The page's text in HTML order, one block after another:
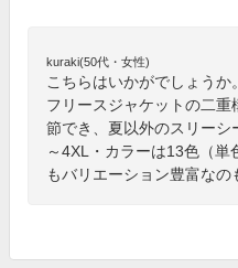
kuraki(50代・女性)
こちらはいかがでしょう
フリースジャケットの二重
節でき、夏以外のスリー
～4XL・カラーは13色（単
もバリエーション豊富なの